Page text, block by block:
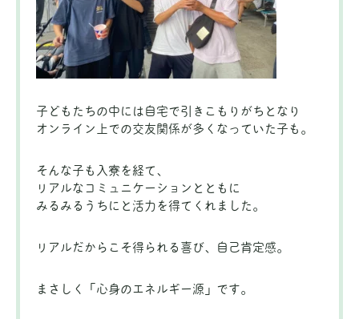
子どもたちの中には自宅で引きこもりがちとなり
オンライン上での交友関係が多くなっていた子も。
そんな子も入寮を経て、
リアルなコミュニケーションとともに
みるみるうちにと活力を得てくれました。
リアルだからこそ得られる喜び、自己肯定感。
まさしく「心身のエネルギー源」です。